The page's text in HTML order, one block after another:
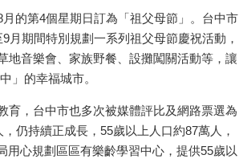
的第4個星期日訂為「祖父母節」。台中市
期間特別規劃一系列祖父母節慶祝活動，
地音樂會、家族野餐、設攤闖關活動等，讓
」的幸福城市。
育，台中市也多次被媒體評比及網路票選為
仍持續正成長，55歲以上人口約87萬人，
用心規劃區區有樂齡學習中心，提供55歲以